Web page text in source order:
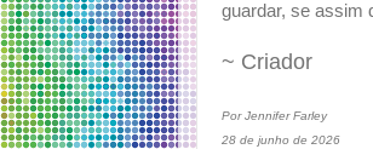
guardar, se assim
~ Criador
Por Jennifer Farley
28 de junho de 2026